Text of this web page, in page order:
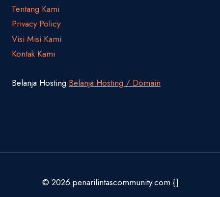
Tentang Kami
Privacy Policy
Visi Misi Kami
Kontak Kami
Belanja Hosting Belanja Hosting / Domain
© 2026 penarilintascommunity.com {}